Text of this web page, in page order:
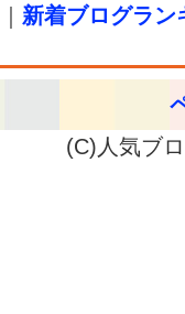
新着ブログラン
(C)人気ブ